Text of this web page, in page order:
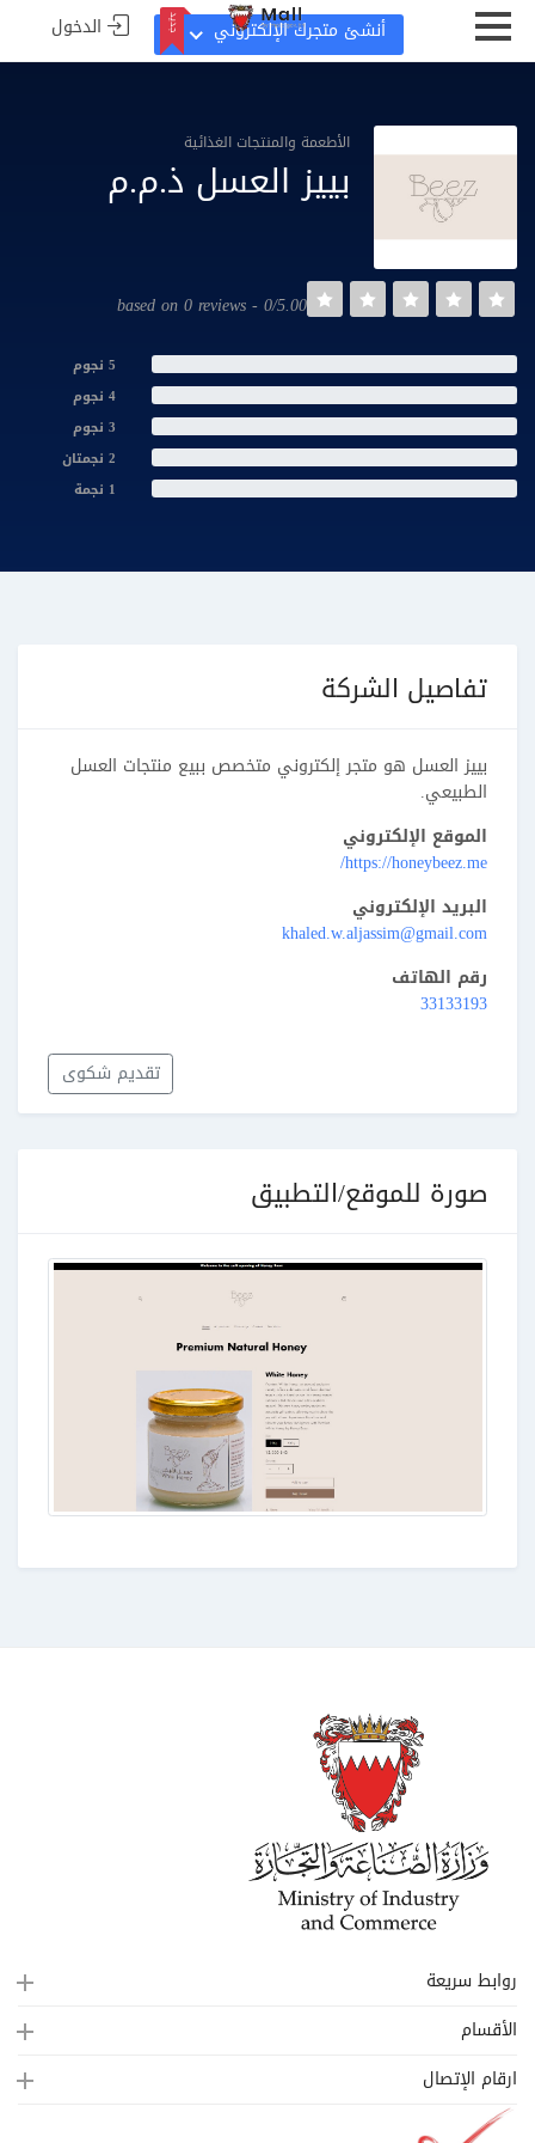
أنشئ متجرك الإلكتروني جديد الدخول
الأطعمة والمنتجات الغذائية
بييز العسل ذ.م.م
0/5.00 - based on 0 reviews
5 نجوم
4 نجوم
3 نجوم
2 نجمتان
1 نجمة
تفاصيل الشركة
بييز العسل هو متجر إلكتروني متخصص ببيع منتجات العسل
الطبيعي.
الموقع الإلكتروني
https://honeybeez.me/
البريد الإلكتروني
khaled.w.aljassim@gmail.com
رقم الهاتف
33133193
تقديم شكوى
صورة للموقع/التطبيق
روابط سريعة
الأقسام
ارقام الإتصال